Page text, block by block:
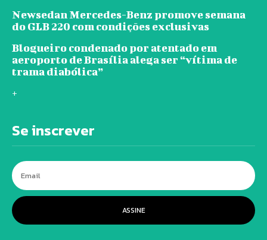
Newsedan Mercedes-Benz promove semana
do GLB 220 com condições exclusivas
Blogueiro condenado por atentado em
aeroporto de Brasília alega ser “vítima de
trama diabólica”
+
Se inscrever
ASSINE